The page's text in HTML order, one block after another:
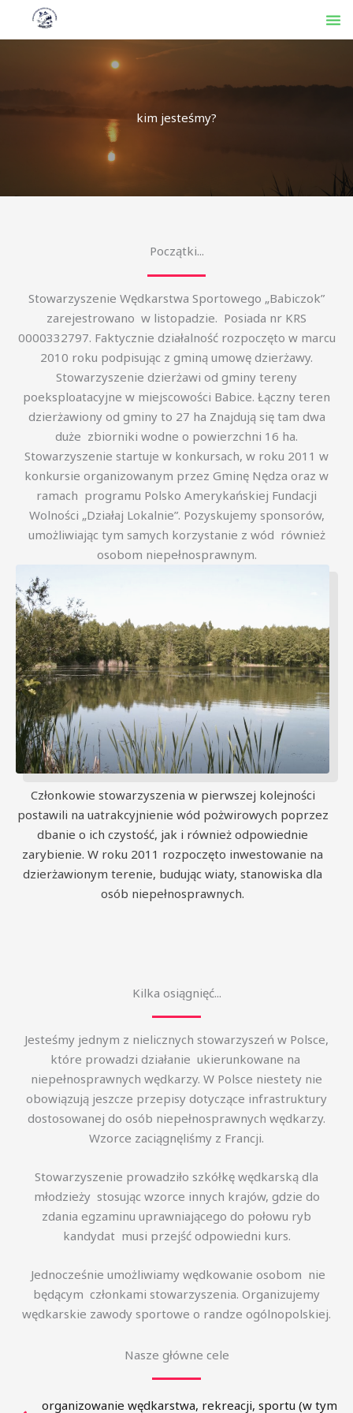
Przejdź
kim jesteśmy?
Początki...
Stowarzyszenie Wędkarstwa Sportowego „Babiczok”
zarejestrowano w listopadzie. Posiada nr KRS
0000332797. Faktycznie działalność rozpoczęto w marcu
2010 roku podpisując z gminą umowę dzierżawy.
Stowarzyszenie dzierżawi od gminy tereny
poeksploatacyjne w miejscowości Babice. Łączny teren
dzierżawiony od gminy to 27 ha Znajdują się tam dwa
duże zbiorniki wodne o powierzchni 16 ha.
Stowarzyszenie startuje w konkursach, w roku 2011 w
konkursie organizowanym przez Gminę Nędza oraz w
ramach programu Polsko Amerykańskiej Fundacji
Wolności „Działaj Lokalnie”. Pozyskujemy sponsorów,
umożliwiając tym samych korzystanie z wód również
osobom niepełnosprawnym.
Członkowie stowarzyszenia w pierwszej kolejności
postawili na uatrakcyjnienie wód pożwirowych poprzez
dbanie o ich czystość, jak i również odpowiednie
zarybienie. W roku 2011 rozpoczęto inwestowanie na
dzierżawionym terenie, budując wiaty, stanowiska dla
osób niepełnosprawnych.
Kilka osiągnięć...
Jesteśmy jednym z nielicznych stowarzyszeń w Polsce,
które prowadzi działanie ukierunkowane na
niepełnosprawnych wędkarzy. W Polsce niestety nie
obowiązują jeszcze przepisy dotyczące infrastruktury
dostosowanej do osób niepełnosprawnych wędkarzy.
Wzorce zaciągnęliśmy z Francji.
Stowarzyszenie prowadziło szkółkę wędkarską dla
młodzieży stosując wzorce innych krajów, gdzie do
zdania egzaminu uprawniającego do połowu ryb
kandydat musi przejść odpowiedni kurs.
Jednocześnie umożliwiamy wędkowanie osobom nie
będącym członkami stowarzyszenia. Organizujemy
wędkarskie zawody sportowe o randze ogólnopolskiej.
Nasze główne cele
organizowanie wędkarstwa, rekreacji, sportu (w tym